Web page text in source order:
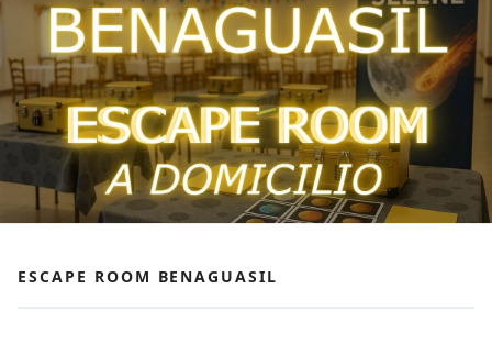
ESCAPE ROOM BENAGUASIL